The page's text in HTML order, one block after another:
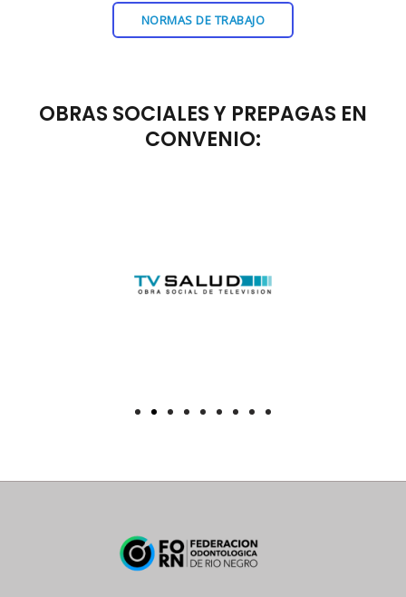
NORMAS DE TRABAJO
OBRAS SOCIALES Y PREPAGAS EN
CONVENIO: